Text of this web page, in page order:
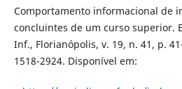
Comportamento informacional de
concluintes de um curso superior.
Inf., Florianópolis, v. 19, n. 41, p.
1518-2924. Disponível em: